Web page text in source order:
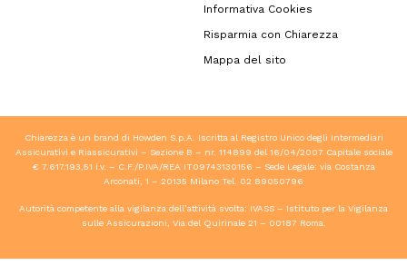
Informativa Cookies
Risparmia con Chiarezza
Mappa del sito
Chiarezza è un brand di Howden S.p.A. Iscritta al Registro Unico degli Intermediari
Assicurativi e Riassicurativi – Sezione B – nr. 114899 del 16/04/2007 Capitale sociale
€ 7.617.193,51 i.v. – C.F./P.IVA/REA IT09743130156 – Sede Legale: via Costanza
Arconati, 1 – 20135 Milano Tel. 02 89050796
Autorità competente alla vigilanza dell’attività svolta: IVASS – Istituto per la Vigilanza
sulle Assicurazioni, Via del Quirinale 21 – 00187 Roma.